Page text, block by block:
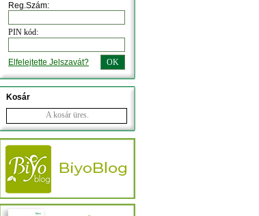
Reg.Szám:
PIN kód:
Elfelejtette Jelszavát? OK
Kosár
A kosár üres.